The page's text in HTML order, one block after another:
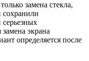
замена стекла,
сохранили
серьезных
экрана
определяется после